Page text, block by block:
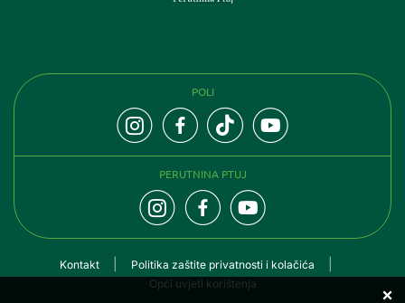
POLI
PERUTNINA PTUJ
Kontakt
Politika zaštite privatnosti i kolačića
Opći uvjeti korištenja